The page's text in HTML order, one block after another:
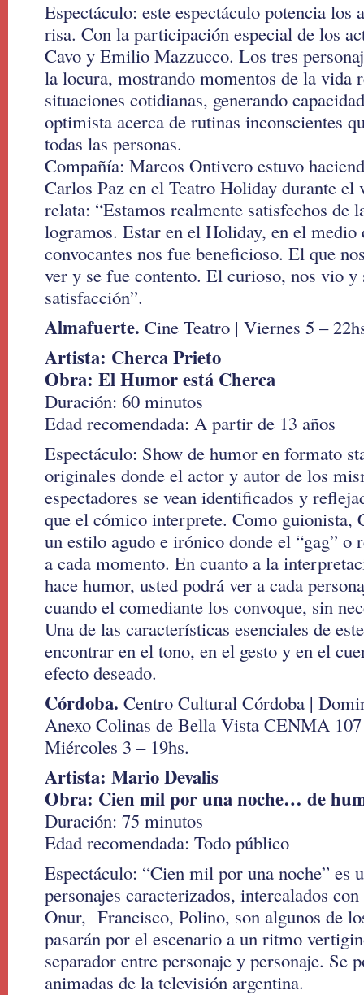
Espectáculo: este espectáculo potencia los
risa. Con la participación especial de los
Cavo y Emilio Mazzucco. Los tres
la locura, mostrando momentos de la vida
situaciones cotidianas, generando
optimista acerca de rutinas inconscientes
todas las personas.
Compañía: Marcos Ontivero estuvo
Carlos Paz en el Teatro Holiday durante el
relata: “Estamos realmente satisfechos de
logramos. Estar en el Holiday, en el medio
convocantes nos fue beneficioso. El que
ver y se fue contento. El curioso, nos vio y
satisfacción”.
Almafuerte. Cine Teatro | Viernes 5 –
Artista: Cherca Prieto
Obra: El Humor está Cherca
Duración: 60 minutos
Edad recomendada: A partir de 13 años
Espectáculo: Show de humor en formato
originales donde el actor y autor de los
espectadores se vean identificados y
que el cómico interprete. Como guionista,
un estilo agudo e irónico donde el “gag” o
a cada momento. En cuanto a la
hace humor, usted podrá ver a cada
cuando el comediante los convoque, sin
Una de las características esenciales de
encontrar en el tono, en el gesto y en el
efecto deseado.
Córdoba. Centro Cultural Córdoba |
Anexo Colinas de Bella Vista CENMA
Miércoles 3 – 19hs.
Artista: Mario Devalis
Obra: Cien mil por una noche… de
Duración: 75 minutos
Edad recomendada: Todo público
Espectáculo: “Cien mil por una noche” es
personajes caracterizados, intercalados
Onur, Francisco, Polino, son algunos de
pasarán por el escenario a un ritmo
separador entre personaje y personaje. Se
animadas de la televisión argentina.